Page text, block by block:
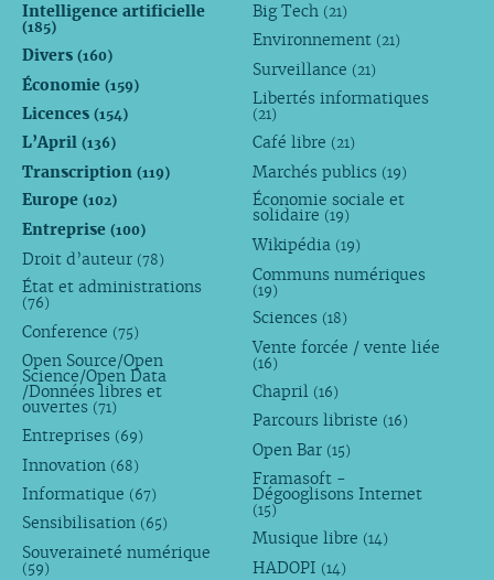
Intelligence artificielle
(185)
Divers (160)
Économie (159)
Licences (154)
L’April (136)
Transcription (119)
Europe (102)
Entreprise (100)
Droit d’auteur (78)
État et administrations
(76)
Conference (75)
Open Source/Open
Science/Open Data
/Données libres et
ouvertes (71)
Entreprises (69)
Innovation (68)
Informatique (67)
Sensibilisation (65)
Souveraineté numérique
(59)
Big Tech (21)
Environnement (21)
Surveillance (21)
Libertés informatiques
(21)
Café libre (21)
Marchés publics (19)
Économie sociale et
solidaire (19)
Wikipédia (19)
Communs numériques
(19)
Sciences (18)
Vente forcée / vente liée
(16)
Chapril (16)
Parcours libriste (16)
Open Bar (15)
Framasoft -
Dégooglisons Internet
(15)
Musique libre (14)
HADOPI (14)